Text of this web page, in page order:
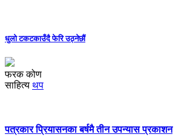
धुलो टकटकाउँदै फेरि उठ्नेछौं
फरक कोण
साहित्य थप
पत्रकार प्रियासनका बर्षमै तीन उपन्यास प्रकाशन